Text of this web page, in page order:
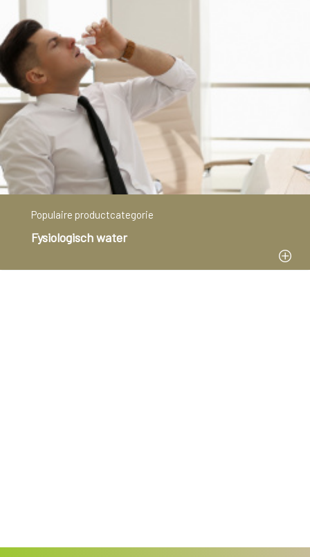
Populaire productcategorie
Fysiologisch water